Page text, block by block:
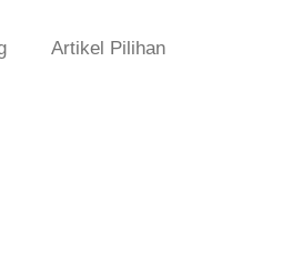
Artikel Pilihan